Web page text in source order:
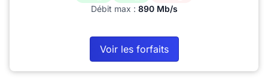
Débit max : 890 Mb/s
Voir les forfaits